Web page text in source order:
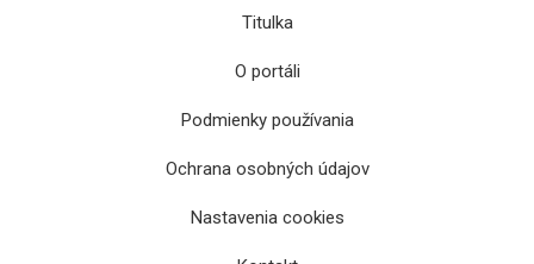
Ferenc po štyroch rokoch skončil v
Titulka
O portáli
Podmienky používania
Ochrana osobných údajov
Nastavenia cookies